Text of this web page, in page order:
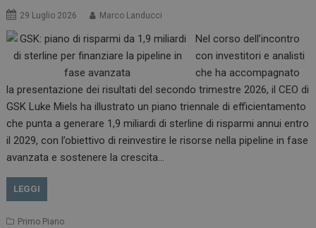
29 Luglio 2026 Marco Landucci
Nel corso dell’incontro
con investitori e analisti
che ha accompagnato
la presentazione dei risultati del secondo trimestre 2026, il CEO di
GSK Luke Miels ha illustrato un piano triennale di efficientamento
che punta a generare 1,9 miliardi di sterline di risparmi annui entro
il 2029, con l’obiettivo di reinvestire le risorse nella pipeline in fase
avanzata e sostenere la crescita…
LEGGI
Primo Piano